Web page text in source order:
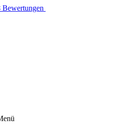
Bewertungen